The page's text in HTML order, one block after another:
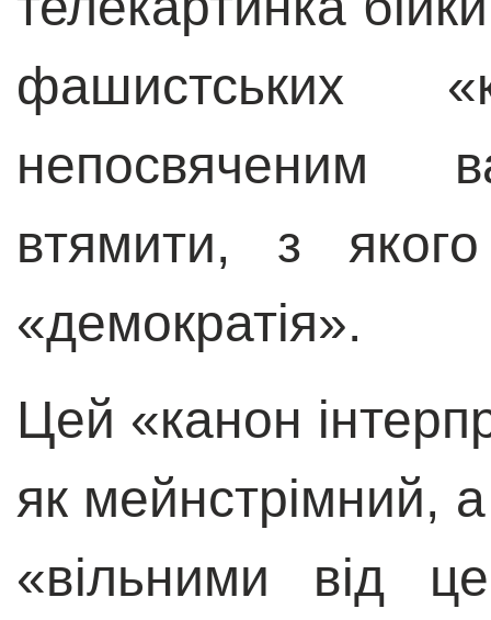
фашистських
непосвяченим
втямити, з
«демократія».
Цей «канон
як мейнстрімний,
«вільними від